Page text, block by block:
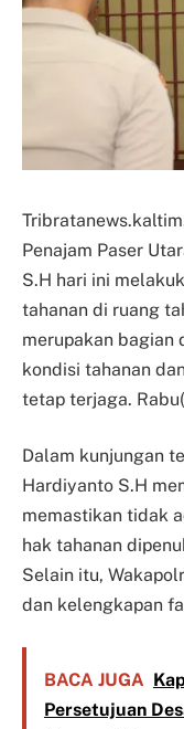
Penajam Paser
S.H hari ini
tahanan di ruang
merupakan bagian
kondisi tahanan
tetap terjaga.
Dalam kunjungan
Hardiyanto S.H
memastikan tidak
hak tahanan
Selain itu,
dan kelengkapan
BACA JUGA
Persetujuan